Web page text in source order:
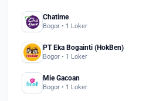
Chatime
Bogor • 1 Loker
PT Eka Bogainti (HokBen)
Bogor • 1 Loker
Mie Gacoan
Bogor • 1 Loker